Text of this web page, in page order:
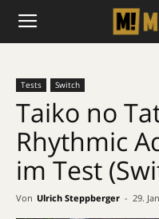
Tests Switch
Taiko no
Rhythmic
im Test
Von Ulrich Steppberger - 29.